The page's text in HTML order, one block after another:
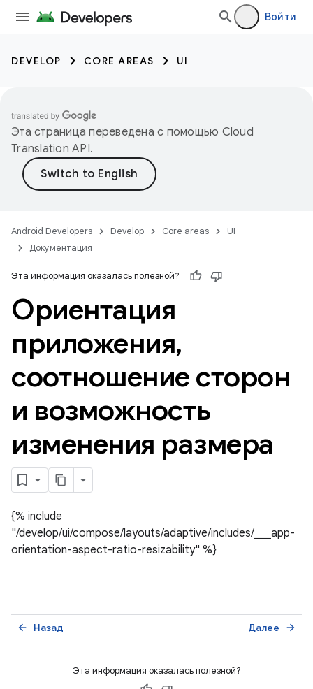
Войти
DEVELOP CORE AREAS UI
Эта страница переведена с помощью Cloud
Translation API.
Android Developers Develop Core areas
UI
Документация
Эта информация оказалась полезной?
Ориентация
приложения,
соотношение сторон
и возможность
изменения размера
{% include
"/develop/ui/compose/layouts/adaptive/includes/___app-
orientation-aspect-ratio-resizability" %}
Назад
arrow_back Далее arrow_forward
Эта информация оказалась полезной?